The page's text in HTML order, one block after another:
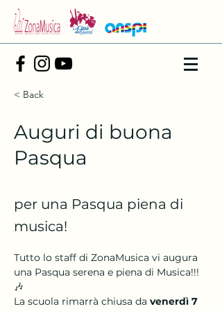
< Back
Auguri di buona
Pasqua
per una Pasqua piena di
musica!
Tutto lo staff di ZonaMusica vi augura
una Pasqua serena e piena di Musica!!!
🎶
La scuola rimarrà chiusa da venerdì 7